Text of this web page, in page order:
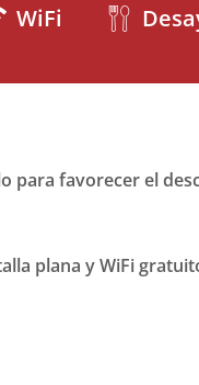
WiFi
para favorecer el
plana y WiFi